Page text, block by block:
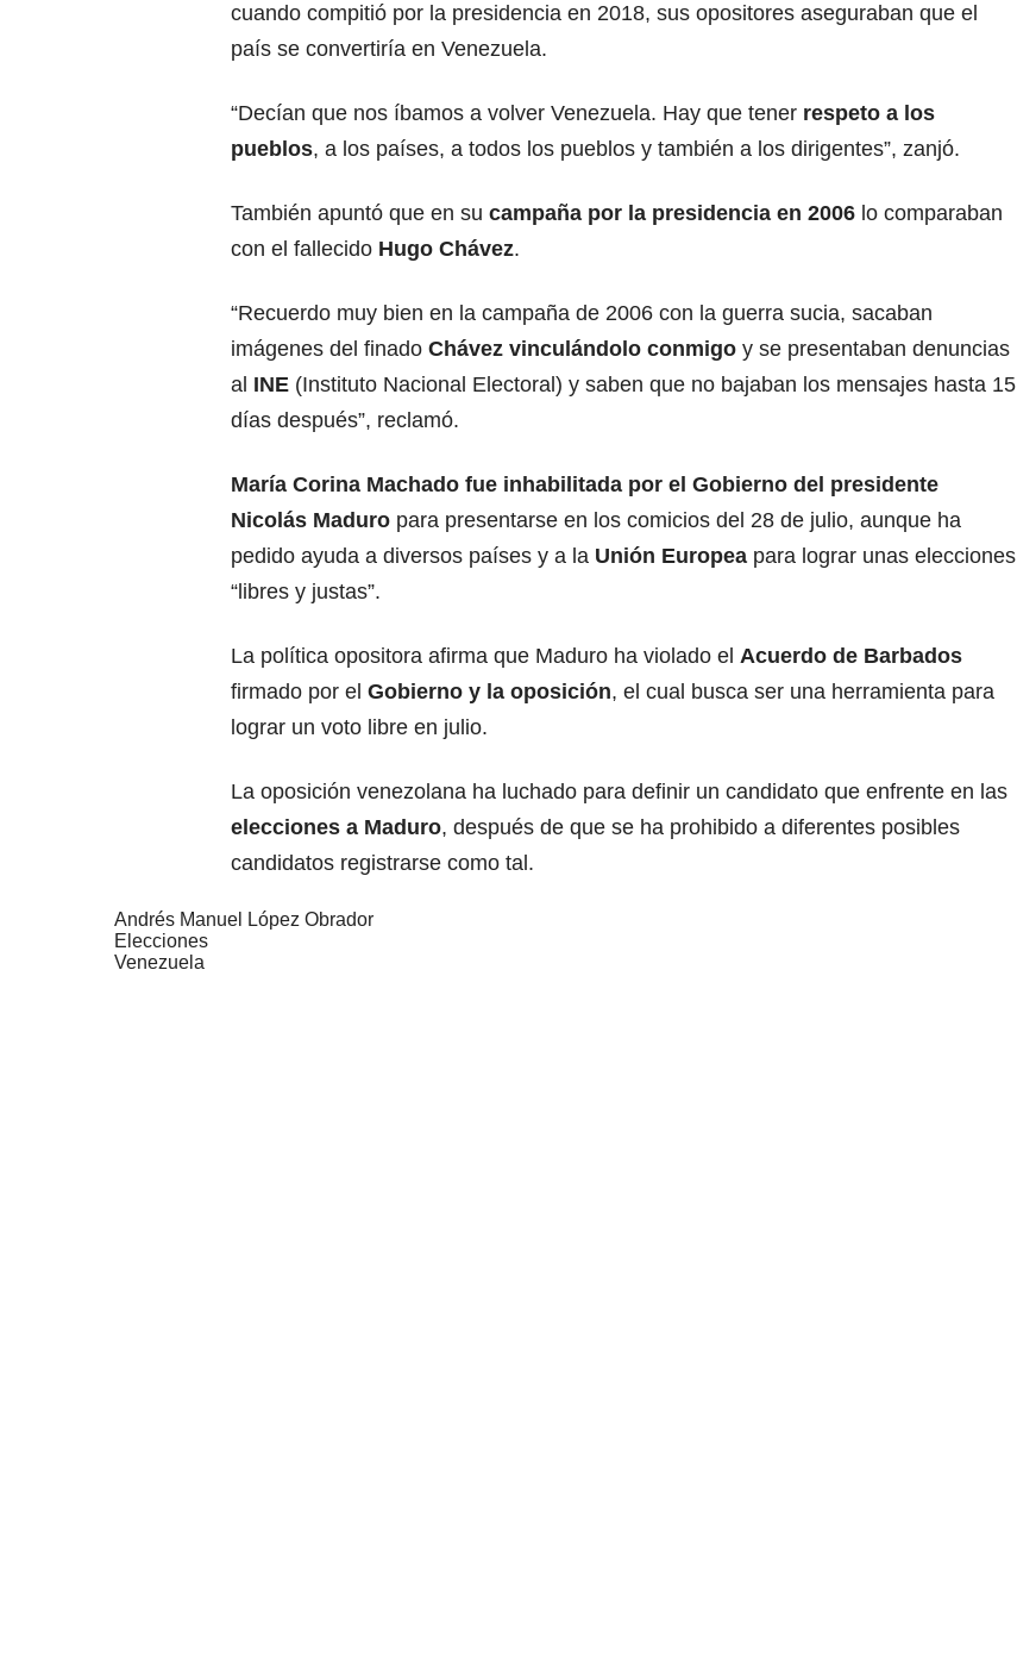
cuando compitió por la presidencia en 2018, sus opositores aseguraban que el
país se convertiría en Venezuela.
“Decían que nos íbamos a volver Venezuela. Hay que tener respeto a los
pueblos, a los países, a todos los pueblos y también a los dirigentes”, zanjó.
También apuntó que en su campaña por la presidencia en 2006 lo comparaban
con el fallecido Hugo Chávez.
“Recuerdo muy bien en la campaña de 2006 con la guerra sucia, sacaban
imágenes del finado Chávez vinculándolo conmigo y se presentaban denuncias
al INE (Instituto Nacional Electoral) y saben que no bajaban los mensajes hasta 15
días después”, reclamó.
María Corina Machado fue inhabilitada por el Gobierno del presidente
Nicolás Maduro para presentarse en los comicios del 28 de julio, aunque ha
pedido ayuda a diversos países y a la Unión Europea para lograr unas elecciones
“libres y justas”.
La política opositora afirma que Maduro ha violado el Acuerdo de Barbados
firmado por el Gobierno y la oposición, el cual busca ser una herramienta para
lograr un voto libre en julio.
La oposición venezolana ha luchado para definir un candidato que enfrente en las
elecciones a Maduro, después de que se ha prohibido a diferentes posibles
candidatos registrarse como tal.
Andrés Manuel López Obrador
Elecciones
Venezuela